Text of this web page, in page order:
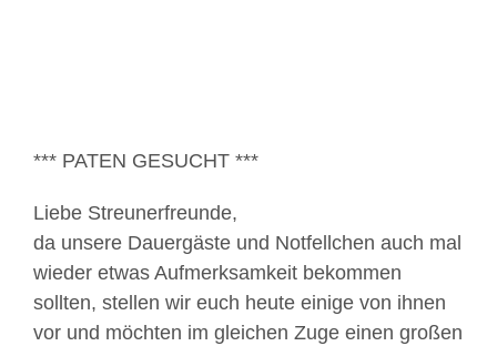
*** PATEN GESUCHT ***
Liebe Streunerfreunde,
da unsere Dauergäste und Notfellchen auch mal
wieder etwas Aufmerksamkeit bekommen
sollten, stellen wir euch heute einige von ihnen
vor und möchten im gleichen Zuge einen großen